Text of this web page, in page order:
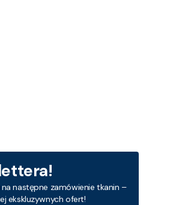
następne zamówienie tkanin –
ekskluzywnych ofert!